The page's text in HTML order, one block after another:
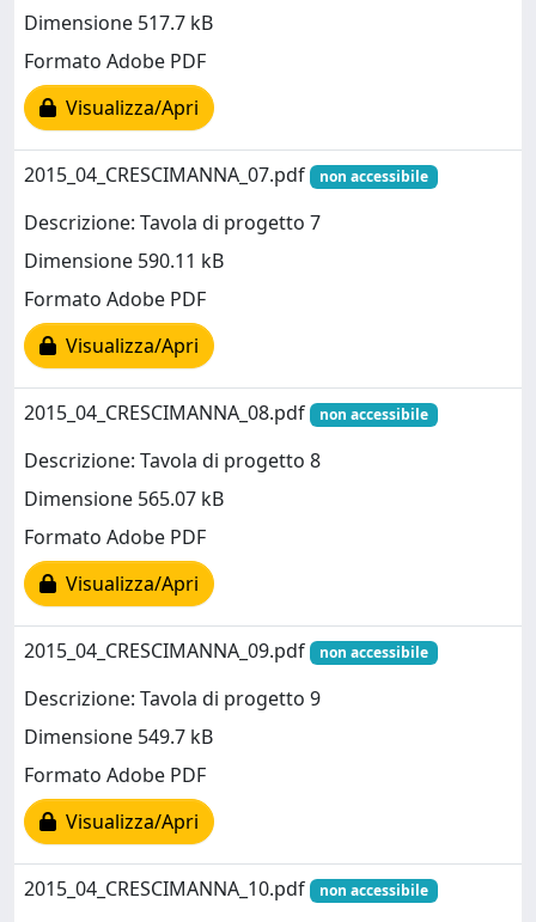
Dimensione 517.7 kB
Formato Adobe PDF
Visualizza/Apri
2015_04_CRESCIMANNA_07.pdf non accessibile
Descrizione: Tavola di progetto 7
Dimensione 590.11 kB
Formato Adobe PDF
Visualizza/Apri
2015_04_CRESCIMANNA_08.pdf non accessibile
Descrizione: Tavola di progetto 8
Dimensione 565.07 kB
Formato Adobe PDF
Visualizza/Apri
2015_04_CRESCIMANNA_09.pdf non accessibile
Descrizione: Tavola di progetto 9
Dimensione 549.7 kB
Formato Adobe PDF
Visualizza/Apri
2015_04_CRESCIMANNA_10.pdf non accessibile